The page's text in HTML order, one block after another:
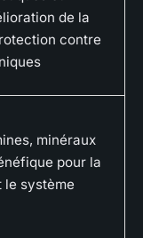
de la
contre
minéraux
pour la
système